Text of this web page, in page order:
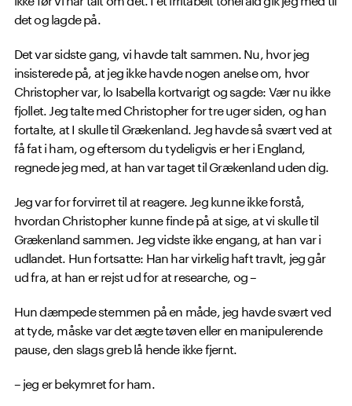
det og lagde på.
Det var sidste gang, vi havde talt sammen. Nu, hvor jeg
insisterede på, at jeg ikke havde nogen anelse om, hvor
Christopher var, lo Isabella kortvarigt og sagde: Vær nu ikke
fjollet. Jeg talte med Christopher for tre uger siden, og han
fortalte, at I skulle til Grækenland. Jeg havde så svært ved at
få fat i ham, og eftersom du tydeligvis er her i England,
regnede jeg med, at han var taget til Grækenland uden dig.
Jeg var for forvirret til at reagere. Jeg kunne ikke forstå,
hvordan Christopher kunne finde på at sige, at vi skulle til
Grækenland sammen. Jeg vidste ikke engang, at han var i
udlandet. Hun fortsatte: Han har virkelig haft travlt, jeg går
ud fra, at han er rejst ud for at researche, og –
Hun dæmpede stemmen på en måde, jeg havde svært ved
at tyde, måske var det ægte tøven eller en manipulerende
pause, den slags greb lå hende ikke fjernt.
– jeg er bekymret for ham.